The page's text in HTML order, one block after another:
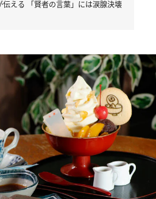
える 「賢者の言葉」には涙腺決壊